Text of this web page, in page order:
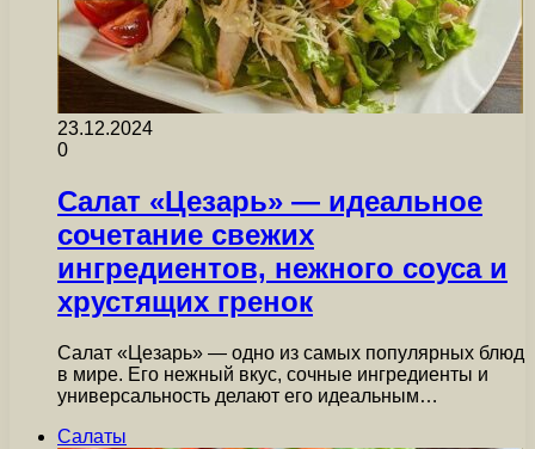
23.12.2024
0
Салат «Цезарь» — идеальное
сочетание свежих
ингредиентов, нежного соуса и
хрустящих гренок
Салат «Цезарь» — одно из самых популярных блюд
в мире. Его нежный вкус, сочные ингредиенты и
универсальность делают его идеальным…
Салаты